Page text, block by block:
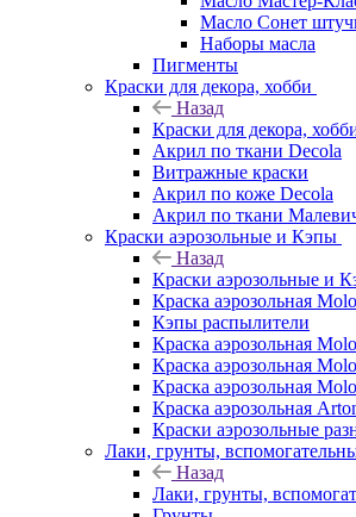
Масло Сонет
Наборы масла
Пигменты
Краски для декора, хобби
Назад
Краски для декора,
Акрил по ткани Decola
Витражные краски
Акрил по коже Decola
Акрил по ткани
Краски аэрозольные и Кэпы
Назад
Краски аэрозольные и
Краска аэрозольная
Кэпы распылители
Краска аэрозольная
Краска аэрозольная
Краска аэрозольная
Краска аэрозольная
Краски аэрозольные
Лаки, грунты,
Назад
Лаки, грунты,